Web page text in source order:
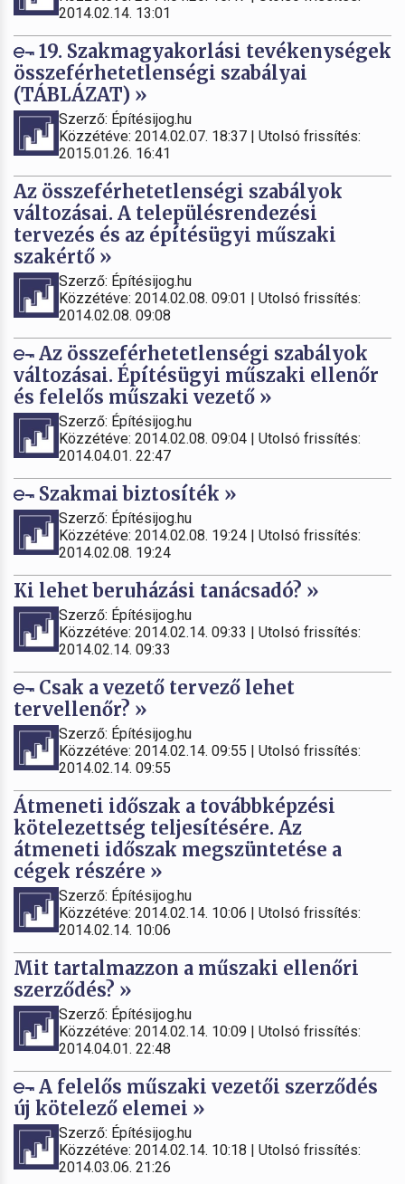
2014.02.14. 13:01
19. Szakmagyakorlási tevékenységek
összeférhetetlenségi szabályai
(TÁBLÁZAT) »
Szerző: Építésijog.hu
Közzétéve: 2014.02.07. 18:37 | Utolsó frissítés:
2015.01.26. 16:41
Az összeférhetetlenségi szabályok
változásai. A településrendezési
tervezés és az építésügyi műszaki
szakértő »
Szerző: Építésijog.hu
Közzétéve: 2014.02.08. 09:01 | Utolsó frissítés:
2014.02.08. 09:08
Az összeférhetetlenségi szabályok
változásai. Építésügyi műszaki ellenőr
és felelős műszaki vezető »
Szerző: Építésijog.hu
Közzétéve: 2014.02.08. 09:04 | Utolsó frissítés:
2014.04.01. 22:47
Szakmai biztosíték »
Szerző: Építésijog.hu
Közzétéve: 2014.02.08. 19:24 | Utolsó frissítés:
2014.02.08. 19:24
Ki lehet beruházási tanácsadó? »
Szerző: Építésijog.hu
Közzétéve: 2014.02.14. 09:33 | Utolsó frissítés:
2014.02.14. 09:33
Csak a vezető tervező lehet
tervellenőr? »
Szerző: Építésijog.hu
Közzétéve: 2014.02.14. 09:55 | Utolsó frissítés:
2014.02.14. 09:55
Átmeneti időszak a továbbképzési
kötelezettség teljesítésére. Az
átmeneti időszak megszüntetése a
cégek részére »
Szerző: Építésijog.hu
Közzétéve: 2014.02.14. 10:06 | Utolsó frissítés:
2014.02.14. 10:06
Mit tartalmazzon a műszaki ellenőri
szerződés? »
Szerző: Építésijog.hu
Közzétéve: 2014.02.14. 10:09 | Utolsó frissítés:
2014.04.01. 22:48
A felelős műszaki vezetői szerződés
új kötelező elemei »
Szerző: Építésijog.hu
Közzétéve: 2014.02.14. 10:18 | Utolsó frissítés:
2014.03.06. 21:26